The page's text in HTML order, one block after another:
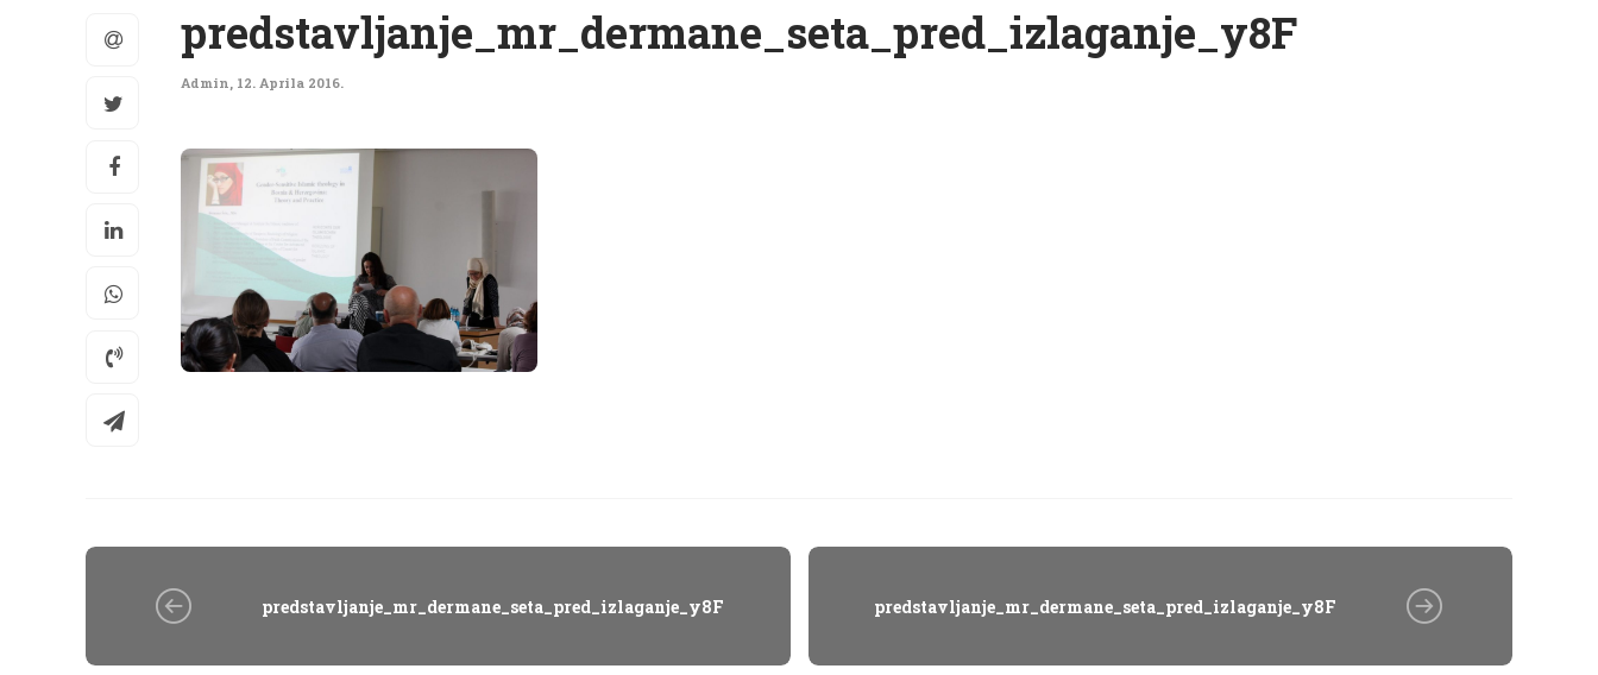
predstavljanje_mr_dermane_seta_pred_izlaganje_y8F
Admin, 12. Aprila 2016.
predstavljanje_mr_dermane_seta_pred_izlaganje_y8F predstavljanje_mr_dermane_seta_pred_izlaganje_y8F